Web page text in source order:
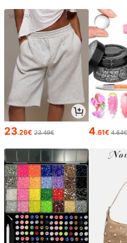
23.26€ 23.49€ 4.61€ 4.64€